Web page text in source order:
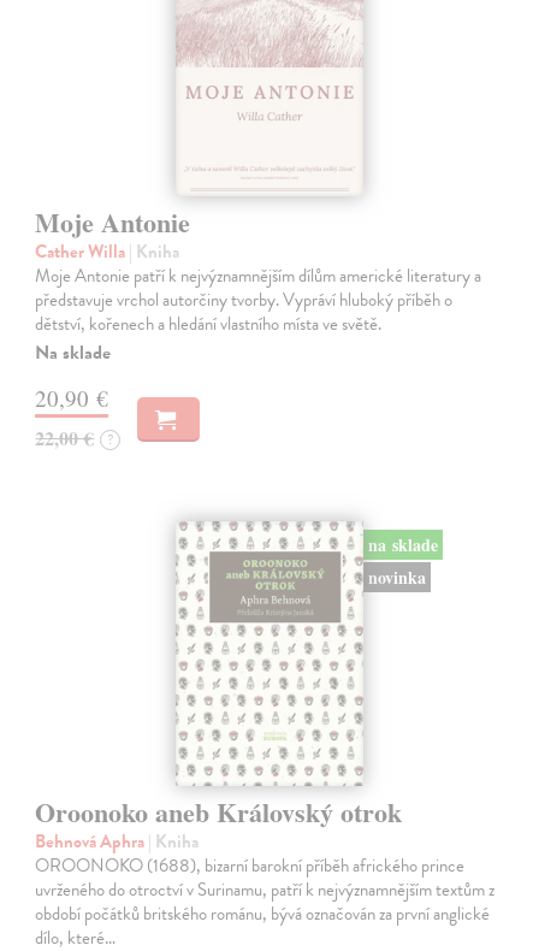
Moje Antonie
Cather Willa| Kniha
Moje Antonie patří k nejvýznamnějším dílům americké literatury a
představuje vrchol autorčiny tvorby. Vypráví hluboký příběh o
dětství, kořenech a hledání vlastního místa ve světě.
Na sklade
20,90 €
22,00 € ?
na sklade
novinka
Oroonoko aneb Královský otrok
Behnová Aphra| Kniha
OROONOKO (1688), bizarní barokní příběh afrického prince
uvrženého do otroctví v Surinamu, patří k nejvýznamnějším textům z
období počátků britského románu, bývá označován za první anglické
dílo, které…